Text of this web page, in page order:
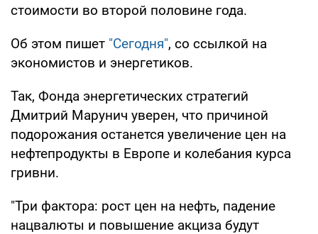
стоимости во второй половине года.
Об этом пишет "Сегодня", со ссылкой на
экономистов и энергетиков.
Так, Фонда энергетических стратегий
Дмитрий Марунич уверен, что причиной
подорожания останется увеличение цен на
нефтепродукты в Европе и колебания курса
гривни.
"Три фактора: рост цен на нефть, падение
нацвалюты и повышение акциза будут